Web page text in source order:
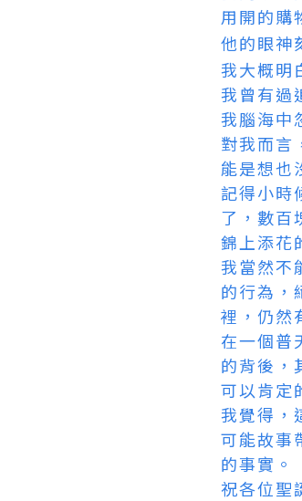
用開的購
他的眼神
我大概明
我曾有過
我腦海中
對我而言
能是想也
記得小時
了，數百
錦上添花
我當然不
的行為，
裡，仍然
在一個普
的背後，
可以肯定
我覺得，
可能故事
的事實。
祝各位聖